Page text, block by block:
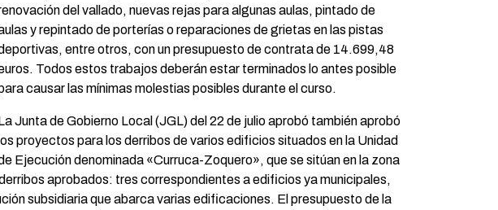
del vallado, nuevas rejas para algunas aulas, pintado de
y repintado de porterías o reparaciones de grietas en las pistas
entre otros, con un presupuesto de contrata de 14.699,48
Todos estos trabajos deberán estar terminados lo antes posible
causar las mínimas molestias posibles durante el curso.
Junta de Gobierno Local (JGL) del 22 de julio aprobó también aprobó
los proyectos para los derribos de varios edificios situados en la Unidad
Ejecución denominada «Curruca-Zoquero», que se sitúan en la zona
aprobados: tres correspondientes a edificios ya municipales,
subsidiaria que abarca varias edificaciones. El presupuesto de la